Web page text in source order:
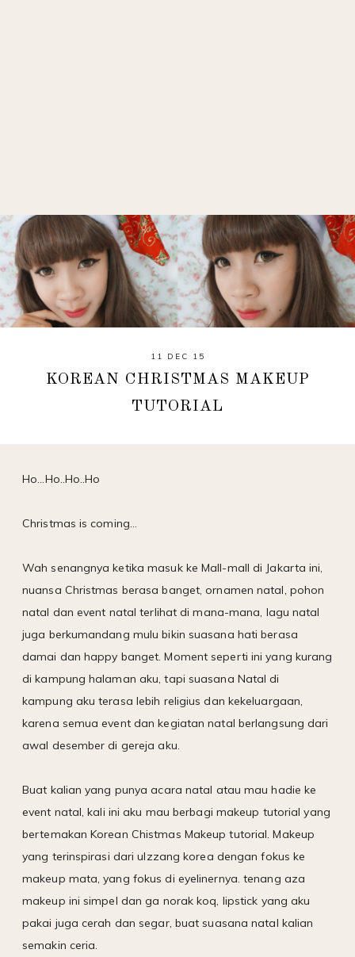
11 DEC 15
KOREAN CHRISTMAS MAKEUP
TUTORIAL
Ho...Ho..Ho..Ho
Christmas is coming...
Wah senangnya ketika masuk ke Mall-mall di Jakarta ini,
nuansa Christmas berasa banget, ornamen natal, pohon
natal dan event natal terlihat di mana-mana, lagu natal
juga berkumandang mulu bikin suasana hati berasa
damai dan happy banget. Moment seperti ini yang kurang
di kampung halaman aku, tapi suasana Natal di
kampung aku terasa lebih religius dan kekeluargaan,
karena semua event dan kegiatan natal berlangsung dari
awal desember di gereja aku.
Buat kalian yang punya acara natal atau mau hadie ke
event natal, kali ini aku mau berbagi makeup tutorial yang
bertemakan Korean Chistmas Makeup tutorial. Makeup
yang terinspirasi dari ulzzang korea dengan fokus ke
makeup mata, yang fokus di eyelinernya. tenang aza
makeup ini simpel dan ga norak koq, lipstick yang aku
pakai juga cerah dan segar, buat suasana natal kalian
semakin ceria.